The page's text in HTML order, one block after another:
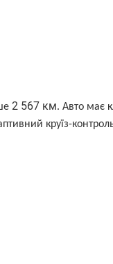
2 567 км. Авто має
круїз-